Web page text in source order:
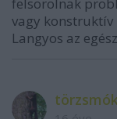
vagy konstruktív
Langyos az